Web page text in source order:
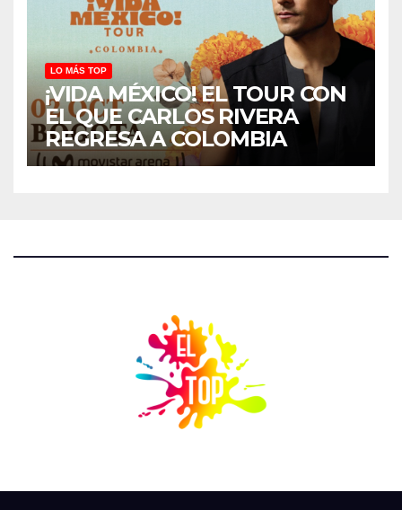
LO MÁS TOP
¡VIDA MÉXICO! EL TOUR CON
EL QUE CARLOS RIVERA
REGRESA A COLOMBIA